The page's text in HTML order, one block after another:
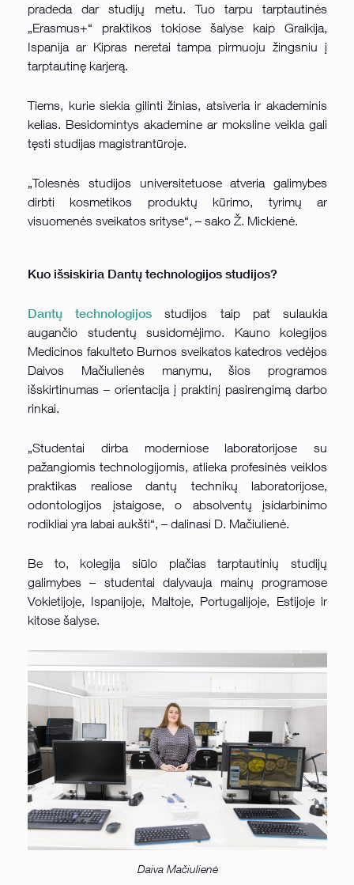
pradeda dar studijų metu. Tuo tarpu tarptautinės
„Erasmus+“ praktikos tokiose šalyse kaip Graikija,
Ispanija ar Kipras neretai tampa pirmuoju žingsniu į
tarptautinę karjerą.
Tiems, kurie siekia gilinti žinias, atsiveria ir akademinis
kelias. Besidomintys akademine ar moksline veikla gali
tęsti studijas magistrantūroje.
„Tolesnės studijos universitetuose atveria galimybes
dirbti kosmetikos produktų kūrimo, tyrimų ar
visuomenės sveikatos srityse“, – sako Ž. Mickienė.
Kuo išsiskiria Dantų technologijos studijos?
Dantų technologijos studijos taip pat sulaukia
augančio studentų susidomėjimo. Kauno kolegijos
Medicinos fakulteto Burnos sveikatos katedros vedėjos
Daivos Mačiulienės manymu, šios programos
išskirtinumas – orientacija į praktinį pasirengimą darbo
rinkai.
„Studentai dirba moderniose laboratorijose su
pažangiomis technologijomis, atlieka profesinės veiklos
praktikas realiose dantų technikų laboratorijose,
odontologijos įstaigose, o absolventų įsidarbinimo
rodikliai yra labai aukšti“, – dalinasi D. Mačiulienė.
Be to, kolegija siūlo plačias tarptautinių studijų
galimybes – studentai dalyvauja mainų programose
Vokietijoje, Ispanijoje, Maltoje, Portugalijoje, Estijoje ir
kitose šalyse.
Daiva Mačiulienė